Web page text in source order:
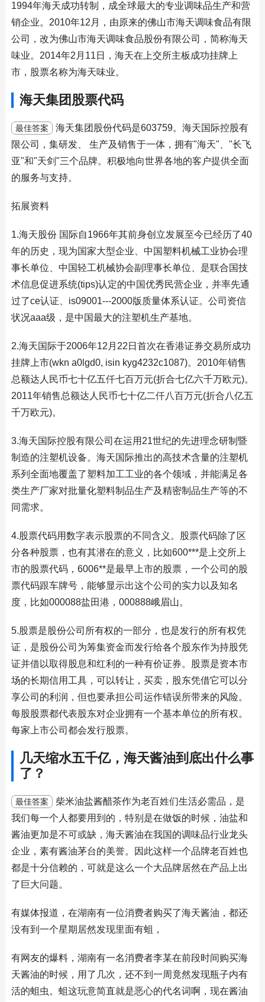
1994年海天成功转制，成全球最大的专业调味品生产和营
销企业。2010年12月，由原来的佛山市海天调味食品有限
公司，改为佛山市海天调味食品股份有限公司，简称海天
味业。2014年2月11日，海天在上交所主板成功挂牌上
市，股票名称为海天味业。
海天集团股票代码
最佳答案
海天集团股份代码是603759。海天国际控股有
限公司，集研发、 生产及销售于一体，拥有"海天"、"长飞
亚"和"天剑"三个品牌。积极地向世界各地的客户提供全面
的服务与支持。
拓展资料
1.海天股份 国际自1966年其前身创立发展至今已经历了40
年的历史，现为国家大型企业、中国塑料机械工业协会理
事长单位、中国轻工机械协会副理事长单位、是联合国技
术信息促进系统(tips)认定的中国优秀民营企业，并率先通
过了ce认证、is09001---2000版质量体系认证。公司资信
状况aaa级，是中国最大的注塑机生产基地。
2.海天国际于2006年12月22日首次在香港证券交易所成功
挂牌上市(wkn a0lgd0, isin kyg4232c1087)。2010年销售
总额达人民币七十亿五仟七百万元(折合七亿六千万欧元)。
2011年销售总额达人民币七十亿二仟八百万元(折合八亿五
千万欧元)。
3.海天国际控股有限公司在运用21世纪的先进理念研制暨
制造的注塑机设备。海天国际推出的高技术含量的注塑机
系列全面地覆盖了塑料加工工业的各个领域，并能满足各
类生产厂家对批量化塑料制品生产及精密制品生产等的不
同需求。
4.股票代码用数字表示股票的不同含义。股票代码除了区
分各种股票，也有其潜在的意义，比如600***是上交所上
市的股票代码，6006**是最早上市的股票，一个公司的股
票代码跟车牌号，能够显示出这个公司的实力以及知名
度，比如000088盐田港，000888峨眉山。
5.股票是股份公司所有权的一部分，也是发行的所有权凭
证，是股份公司为筹集资金而发行给各个股东作为持股凭
证并借以取得股息和红利的一种有价证券。股票是资本市
场的长期信用工具，可以转让，买卖，股东凭借它可以分
享公司的利润，但也要承担公司运作错误所带来的风险。
每股股票都代表股东对企业拥有一个基本单位的所有权。
每家上市公司都会发行股票。
几天缩水五千亿，海天酱油到底出什么事
了？
最佳答案
柴米油盐酱醋茶作为老百姓们生活必需品，是
我们每一个人都要用到的，特别是在做饭的时候，油盐和
酱油更加是不可或缺，海天酱油在我国的调味品行业龙头
企业，素有酱油茅台的美誉。因此这样一个品牌老百姓也
都是十分信赖的，可就是这么一个大品牌居然在产品上出
了巨大问题。
有媒体报道，在湖南有一位消费者购买了海天酱油，都还
没有到一个星期居然发现里面有蛆，
有网友的爆料，湖南有一名消费者李某在前段时间购买海
天酱油的时候，用了几次，还不到一周竟然发现瓶子内有
活的蛆虫。蛆这玩意简直就是恶心的代名词啊，现在酱油